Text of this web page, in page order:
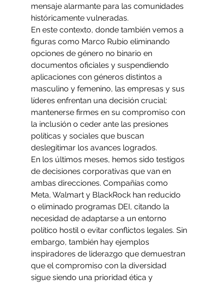
mensaje alarmante para las comunidades
históricamente vulneradas.
En este contexto, donde también vemos a
figuras como Marco Rubio eliminando
opciones de género no binario en
documentos oficiales y suspendiendo
aplicaciones con géneros distintos a
masculino y femenino, las empresas y sus
líderes enfrentan una decisión crucial:
mantenerse firmes en su compromiso con
la inclusión o ceder ante las presiones
políticas y sociales que buscan
deslegitimar los avances logrados.
En los últimos meses, hemos sido testigos
de decisiones corporativas que van en
ambas direcciones. Compañías como
Meta, Walmart y BlackRock han reducido
o eliminado programas DEI, citando la
necesidad de adaptarse a un entorno
político hostil o evitar conflictos legales. Sin
embargo, también hay ejemplos
inspiradores de liderazgo que demuestran
que el compromiso con la diversidad
sigue siendo una prioridad ética y